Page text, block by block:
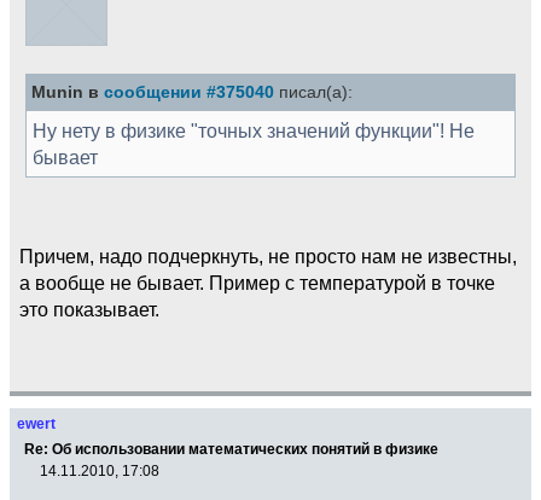
Munin в сообщении #375040 писал(а):
Ну нету в физике "точных значений функции"! Не
бывает
Причем, надо подчеркнуть, не просто нам не известны,
а вообще не бывает. Пример с температурой в точке
это показывает.
ewert
Re: Об использовании математических понятий в физике
14.11.2010, 17:08